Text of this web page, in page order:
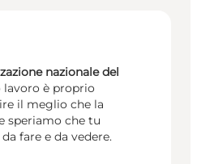
nazionale del
lavoro è proprio
il meglio che la
speriamo che tu
fare e da vedere.